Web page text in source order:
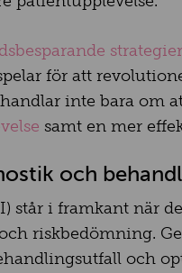
strategier
för att
inte bara om
samt en mer
och
står i framkant när
riskbedömning.
och